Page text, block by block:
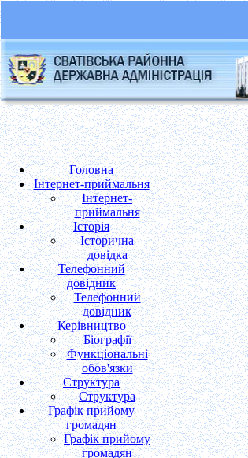
Головна
Інтернет-приймальня
Інтернет-
приймальня
Історія
Історична
довідка
Телефонний
довідник
Телефонний
довідник
Керівництво
Біографії
Функціональні
обов'язки
Структура
Структура
Графік прийому
громадян
Графік прийому
громадян